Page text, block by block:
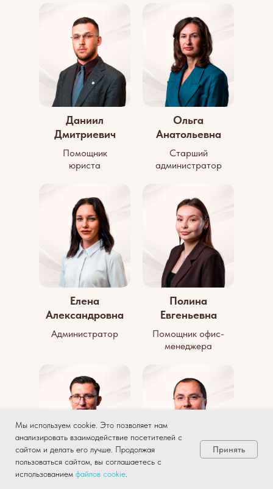
Ольга
Анатольевна
Старший
администратор
Елена
Александровна
Администратор
Полина
Евгеньевна
Помощник офис-
менеджера
Асеев
Даниил
Дмитриевич
Помощник
юриста
Мы используем cookie. Это позволяет нам
анализировать взаимодействие посетителей с
сайтом и делать его лучше. Продолжая
пользоваться сайтом, вы соглашаетесь с
использованием файлов cookie
Принять